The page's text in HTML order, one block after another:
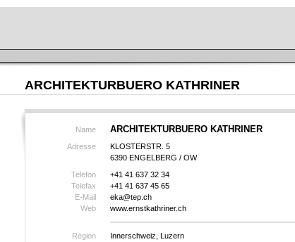
ARCHITEKTURBUERO KATHRINER
Name ARCHITEKTURBUERO KATHRINER
Adresse
KLOSTERSTR. 5
6390 ENGELBERG / OW
Telefon
+41 41 637 32 34
Telefax
+41 41 637 45 65
E-Mail
eka@tep.ch
Web
www.ernstkathriner.ch
Region Innerschweiz, Luzern